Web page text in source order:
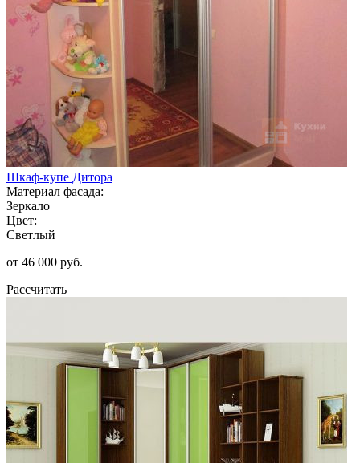
Шкаф-купе Дитора
Материал фасада:
Зеркало
Цвет:
Светлый
от 46 000 руб.
Рассчитать